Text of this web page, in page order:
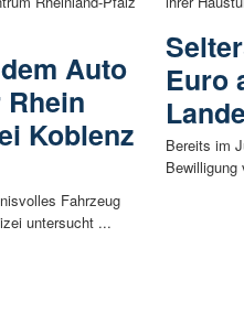
Auto
Koblenz
Fahrzeug
untersucht ...
Euro
Bereits im